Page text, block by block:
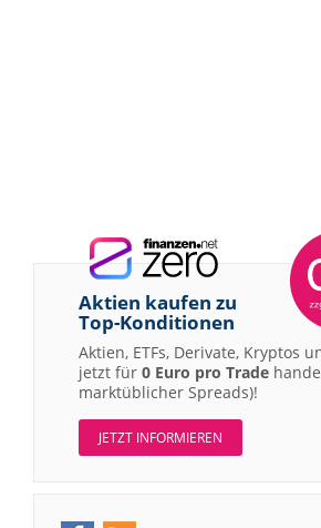
Aktien kaufen zu
Top-Konditionen
Aktien, ETFs, Derivate, Kryptos
jetzt für 0 Euro pro Trade
marktüblicher Spreads)!
JETZT INFORMIEREN